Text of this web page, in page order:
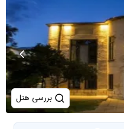
بررسی هتل